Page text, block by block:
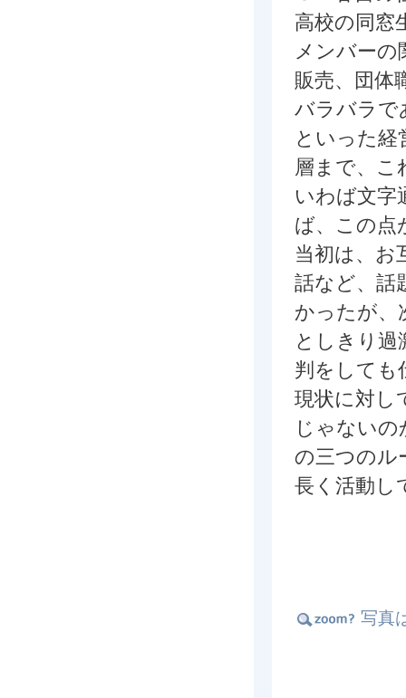
高校の同窓
メンバーの
販売、団体
バラバラで
といった経
層まで、こ
いわば文字
ば、この点
当初は、お
話など、話
かったが、
としきり過
判をしても
現状に対し
じゃない
の三つ
長く活動し
写真